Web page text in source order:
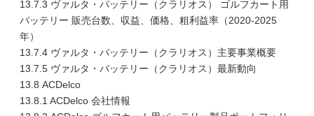
13.7.3 ヴァルタ・バッテリー（クラリオス） ゴルフカート用
バッテリー 販売台数、収益、価格、粗利益率（2020-2025
年）
13.7.4 ヴァルタ・バッテリー（クラリオス）主要事業概要
13.7.5 ヴァルタ・バッテリー（クラリオス）最新動向
13.8 ACDelco
13.8.1 ACDelco 会社情報